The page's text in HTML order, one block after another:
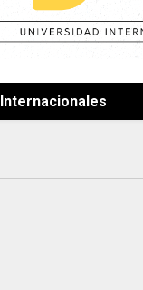
Internacionales